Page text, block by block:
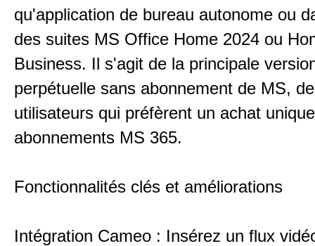
qu'application de bureau autonome ou
des suites MS Office Home 2024 ou
Business. Il s'agit de la principale
perpétuelle sans abonnement de MS,
utilisateurs qui préfèrent un achat
abonnements MS 365.
Fonctionnalités clés et améliorations
Intégration Cameo : Insérez un flux